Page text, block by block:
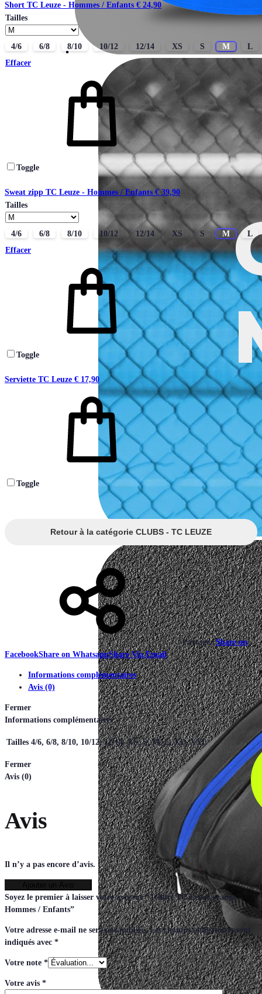
Short TC Leuze - Hommes / Enfants € 24,90
Tailles
4/6 6/8 8/10 10/12 12/14 XS S M
L
Effacer
Toggle
Sweat zipp TC Leuze - Hommes / Enfants € 39,90
Tailles
4/6 6/8 8/10 10/12 12/14 XS S M
L
Effacer
Toggle
Serviette TC Leuze € 17,90
Toggle
Retour à la catégorie CLUBS - TC LEUZE
Partager Share on
FacebookShare on WhatsappShare Via Email
Informations complémentaires
Avis (0)
Fermer
Informations complémentaires
Tailles 4/6, 6/8, 8/10, 10/12, 12/14, XS, S, M, L, XL, XXL
Fermer
Avis (0)
Avis
Il n’y a pas encore d’avis.
Soyez le premier à laisser votre avis sur “T-shirt TC Leuze orange –
Hommes / Enfants”
Votre adresse e-mail ne sera pas publiée. Les champs obligatoires sont
indiqués avec *
Votre note *
Votre avis *